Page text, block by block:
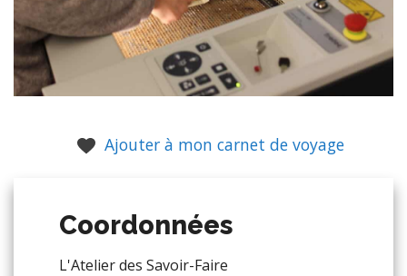
Ajouter à mon carnet de voyage
Coordonnées
L'Atelier des Savoir-Faire